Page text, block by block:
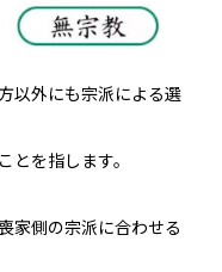
以外にも宗派による選
とを指します。
家側の宗派に合わせる